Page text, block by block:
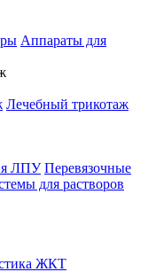
Аппараты для
Лечебный трикотаж
ЛПУ Перевязочные
для растворов
ЖКТ